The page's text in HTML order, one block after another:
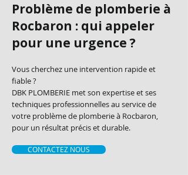
Problème de plomberie à
Rocbaron : qui appeler
pour une urgence ?
Vous cherchez une intervention rapide et
fiable ?
DBK PLOMBERIE met son expertise et ses
techniques professionnelles au service de
votre problème de plomberie à Rocbaron,
pour un résultat précis et durable.
CONTACTEZ NOUS